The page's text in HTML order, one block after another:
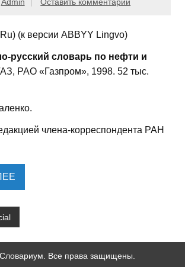
Admin Оставить комментарий
(к версии ABBYY Lingvo)
русский словарь по нефти и
РАО «Газпром», 1998. 52 тыс.
члена-корреспондента РАН
Все права защищены.